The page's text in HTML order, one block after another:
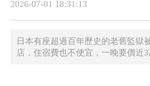
2026-07-01 18:31:13
日本有座超過百年歷史的老舊監獄
店，住宿費也不便宜，一晚要價近3